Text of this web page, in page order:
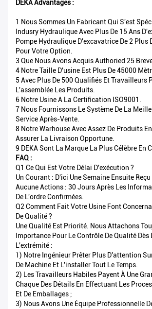
DEKA Advantages :
1 Nous Sommes Un Fabricant Qui S'est
Indusry Hydraulique Avec Plus De 15 Ans
Pompe Hydraulique D'excavatrice De 2 Plus
Pour Votre Option.
3 Que Nous Avons Acquis Authoried 25
4 Notre Taille D'usine Est Plus De 45000
5 Avec Plus De 500 Qualifiés Et Travailleurs
L'assemblée Les Produits.
6 Notre Usine A La Certification ISO9001.
7 Nous Fournissons Le Système De La
Service Après-Vente.
8 Notre Warhouse Avec Assez De Produits
Assurer La Livraison Opportune.
9 DEKA Sont La Marque La Plus Célèbre En
FAQ :
Q1 Ce Qui Est Votre Délai D'exécution ?
Un Courant : D'ici Une Semaine Ensuite
Aucune Actions : 30 Jours Après Les
De L'ordre Confirmées.
Q2 Comment Fait Votre Usine Font
De Qualité ?
Une Qualité Est Priorité. Nous Attachons
Importance Pour Le Contrôle De Qualité Dès
L'extrémité :
1) Notre Ingénieur Prêter Plus D'attention
De Machine Et L'installer Tout Le Temps.
2) Les Travailleurs Habiles Payent À Une
Chaque Des Détails En Effectuant Les
Et De Emballages ;
3) Nous Avons Une Équipe Professionnelle